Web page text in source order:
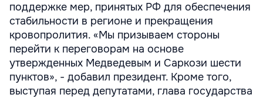
поддержке мер, принятых РФ для обеспечения
стабильности в регионе и прекращения
кровопролития. «Мы призываем стороны
перейти к переговорам на основе
утвержденных Медведевым и Саркози шести
пунктов», - добавил президент. Кроме того,
выступая перед депутатами, глава государства